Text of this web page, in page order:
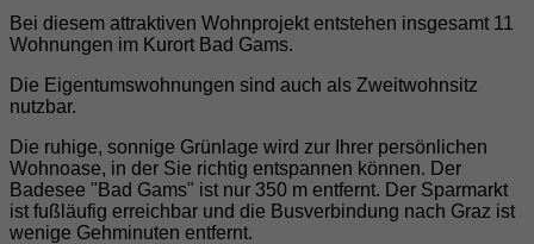
Bei diesem attraktiven Wohnprojekt entstehen insgesamt 11
Wohnungen im Kurort Bad Gams.
Die Eigentumswohnungen sind auch als Zweitwohnsitz
nutzbar.
Die ruhige, sonnige Grünlage wird zur Ihrer persönlichen
Wohnoase, in der Sie richtig entspannen können. Der
Badesee "Bad Gams" ist nur 350 m entfernt. Der Sparmarkt
ist fußläufig erreichbar und die Busverbindung nach Graz ist
wenige Gehminuten entfernt.